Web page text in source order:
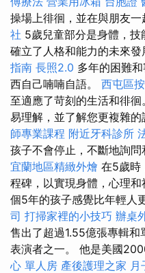
操場上徘徊，並在與朋友一
社 5歲兒童部分是身體，
確立了人格和能力的未來發
指南 長照2.0 多年的困難
西自己喃喃自語。 西屯區
至適應了苛刻的生活和徘
易理解，並了解您更複雜的
師專業課程 附近牙科診所
孩子不會停止，不斷地詢問
宜蘭地區精緻外燴 在5歲時
程碑，以實現身體，心理和
個5年的孩子感覺比年輕人
司 打掃家裡的小技巧 辦桌
售出了超過1.55億張專輯
表演者之一。 他是美國
心 單人房 產後護理之家 月